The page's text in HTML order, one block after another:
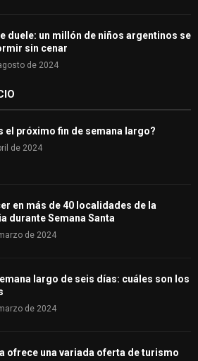
duele: un millón de niños argentinos se
sin cenar
de 2024
el próximo fin de semana largo?
de 2024
en más de 40 localidades de la
durante Semana Santa
de 2024
largo de seis días: cuáles son los
de 2024
ofrece una variada oferta de turismo